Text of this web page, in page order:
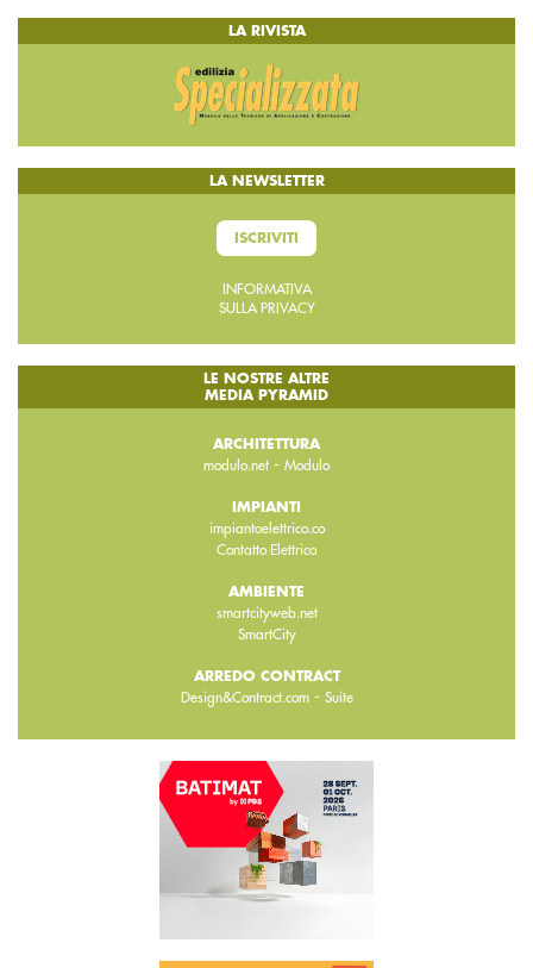
LA RIVISTA
LA NEWSLETTER
ISCRIVITI
INFORMATIVA
SULLA PRIVACY
LE NOSTRE ALTRE
MEDIA PYRAMID
ARCHITETTURA
modulo.net - Modulo
IMPIANTI
impiantoelettrico.co
Contatto Elettrico
AMBIENTE
smartcityweb.net
SmartCity
ARREDO CONTRACT
Design&Contract.com- Suite